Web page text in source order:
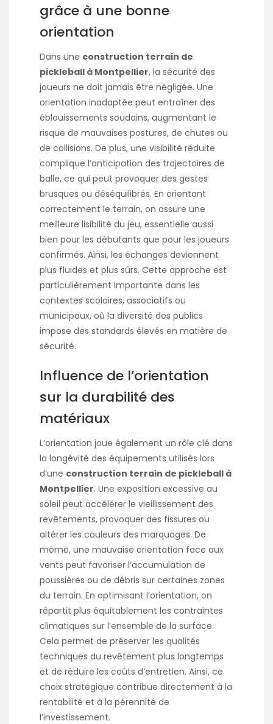
grâce à une bonne
orientation
Dans une construction terrain de
pickleball à Montpellier, la sécurité des
joueurs ne doit jamais être négligée. Une
orientation inadaptée peut entraîner des
éblouissements soudains, augmentant le
risque de mauvaises postures, de chutes ou
de collisions. De plus, une visibilité réduite
complique l’anticipation des trajectoires de
balle, ce qui peut provoquer des gestes
brusques ou déséquilibrés. En orientant
correctement le terrain, on assure une
meilleure lisibilité du jeu, essentielle aussi
bien pour les débutants que pour les joueurs
confirmés. Ainsi, les échanges deviennent
plus fluides et plus sûrs. Cette approche est
particulièrement importante dans les
contextes scolaires, associatifs ou
municipaux, où la diversité des publics
impose des standards élevés en matière de
sécurité.
Influence de l’orientation
sur la durabilité des
matériaux
L’orientation joue également un rôle clé dans
la longévité des équipements utilisés lors
d’une construction terrain de pickleball à
Montpellier. Une exposition excessive au
soleil peut accélérer le vieillissement des
revêtements, provoquer des fissures ou
altérer les couleurs des marquages. De
même, une mauvaise orientation face aux
vents peut favoriser l’accumulation de
poussières ou de débris sur certaines zones
du terrain. En optimisant l’orientation, on
répartit plus équitablement les contraintes
climatiques sur l’ensemble de la surface.
Cela permet de préserver les qualités
techniques du revêtement plus longtemps
et de réduire les coûts d’entretien. Ainsi, ce
choix stratégique contribue directement à la
rentabilité et à la pérennité de
l’investissement.